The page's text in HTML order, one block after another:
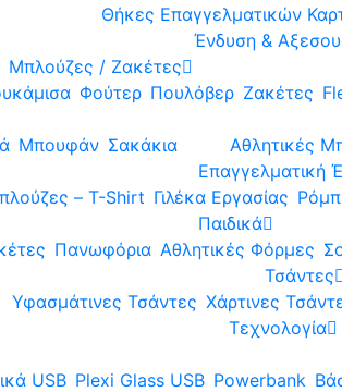
Θήκες Επαγγελματικών
Ένδυση &
Μπλούζες / Ζακέτες
Φούτερ Πουλόβερ Ζακέτες
Μπουφάν Σακάκια
Aθλητικές
Επαγγελματική
– T-Shirt Γιλέκα Εργασίας
Παιδικά
Πανωφόρια Αθλητικές Φόρμες
Τσάντες
Υφασμάτινες Τσάντες Χάρτινες
Τεχνολογία
USB Plexi Glass USB Powerbank